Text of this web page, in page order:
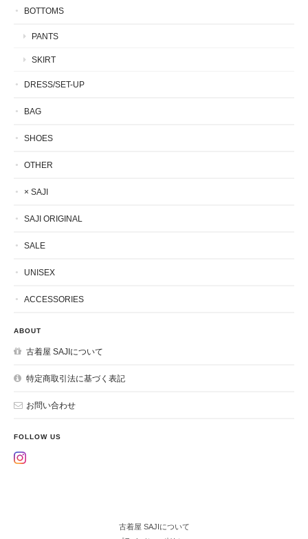
BOTTOMS
PANTS
SKIRT
DRESS/SET-UP
BAG
SHOES
OTHER
× SAJI
SAJI ORIGINAL
SALE
UNISEX
ACCESSORIES
ABOUT
古着屋 SAJIについて
特定商取引法に基づく表記
お問い合わせ
FOLLOW US
古着屋 SAJIについて